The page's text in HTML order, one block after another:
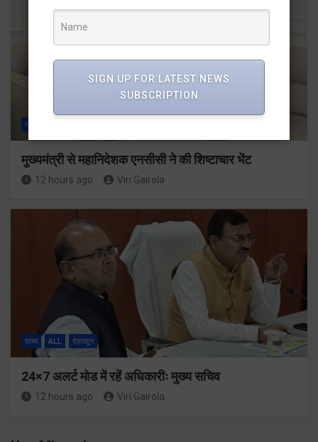
राज्य
मुख्यमंत्री से महानिदेशक एनसीसी ने की शिष्टाचार भेंट
12 hours ago Viri Gairola
राज्य ALL देहरादून
24×7 अलर्ट मोड में रहें अधिकारीः मुख्य सचिव
12 hours ago Viri Gairola
SIGN UP FOR LATEST NEWS
SUBSCRIPTION